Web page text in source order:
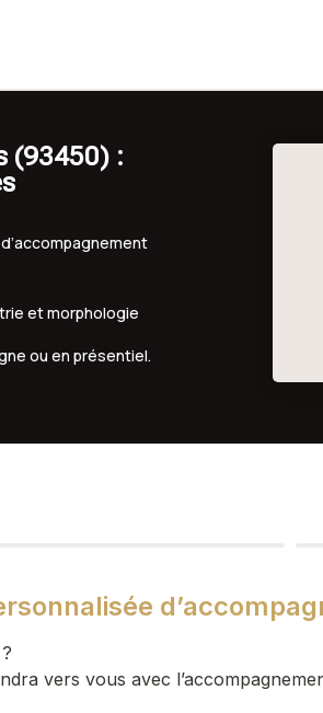
(93450) :
et morphologie
ou en présentiel.